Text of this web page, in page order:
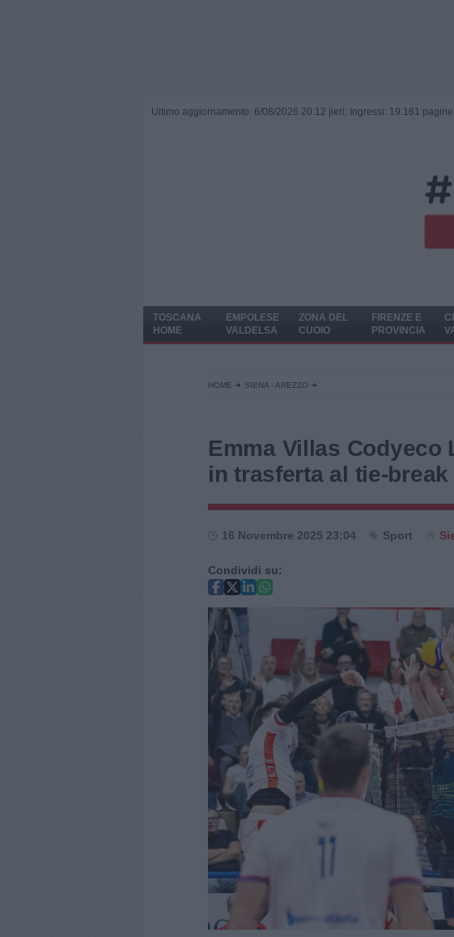
Ultimo aggiornamento: 6/08/2026 20:12 | ieri: Ingressi: 19.161
TOSCANA
HOME
EMPOLESE
VALDELSA
ZONA DEL
CUOIO
FIRENZE E
PROVINCIA
HOME SIENA - AREZZO
Emma Villas Codyeco
in trasferta al tie-break
16 Novembre 2025 23:04 Sport
Condividi su: